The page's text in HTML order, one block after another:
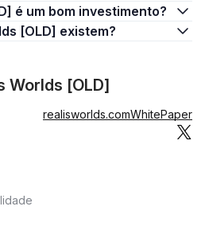
é um bom investimento?
[OLD] existem?
Worlds [OLD]
realisworlds.comWhitePaper